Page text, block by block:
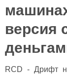
версия
RCD - Дрифт